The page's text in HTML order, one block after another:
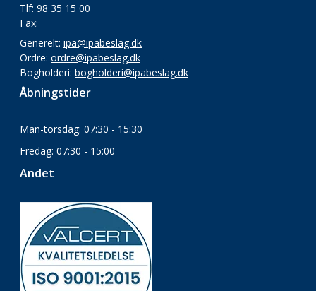
Tlf: 98 35 15 00
Fax:
Generelt: ipa@ipabeslag.dk
Ordre: ordre@ipabeslag.dk
Bogholderi: bogholderi@ipabeslag.dk
Åbningstider
Man-torsdag: 07:30 - 15:30
Fredag: 07:30 - 15:00
Andet